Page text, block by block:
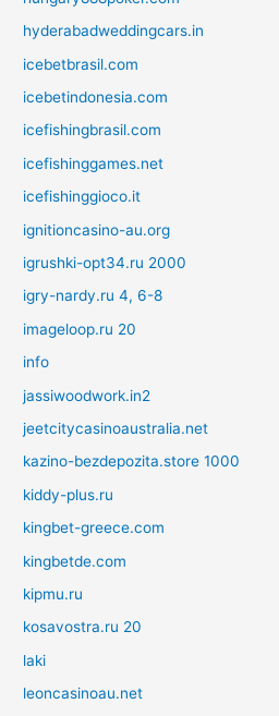
hyderabadweddingcars.in
icebetbrasil.com
icebetindonesia.com
icefishingbrasil.com
icefishinggames.net
icefishinggioco.it
ignitioncasino-au.org
igrushki-opt34.ru 2000
igry-nardy.ru 4, 6-8
imageloop.ru 20
info
jassiwoodwork.in2
jeetcitycasinoaustralia.net
kazino-bezdepozita.store 1000
kiddy-plus.ru
kingbet-greece.com
kingbetde.com
kipmu.ru
kosavostra.ru 20
laki
leoncasinoau.net